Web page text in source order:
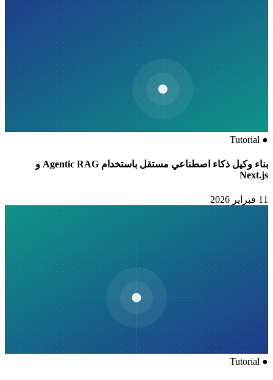
●
Tutorial
بناء وكيل ذكاء اصطناعي مستقل باستخدام Agentic RAG و
Next.js
11 فبراير 2026
●
Tutorial